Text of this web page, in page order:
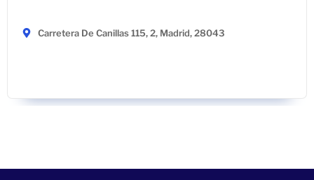
Carretera De Canillas 115, 2, Madrid, 28043